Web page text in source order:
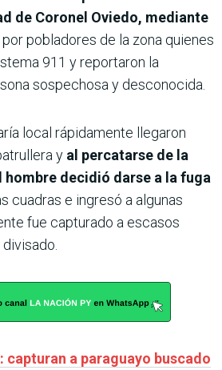
de Coronel Oviedo, mediante
pobladores de la zona quienes
911 y reportaron la
sospechosa y desconocida.
local rápidamente llegaron
y al percatarse de la
decidió darse a la fuga
cuadras e ingresó a algunas
fue capturado a escasos
capturan a paraguayo buscado